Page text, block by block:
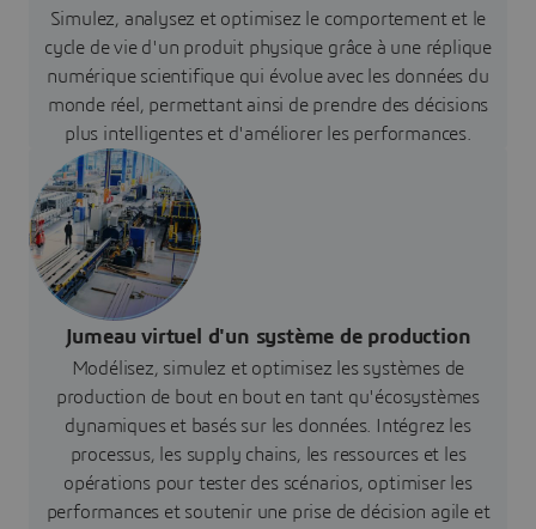
Simulez, analysez et optimisez le comportement et le
cycle de vie d'un produit physique grâce à une réplique
numérique scientifique qui évolue avec les données du
monde réel, permettant ainsi de prendre des décisions
plus intelligentes et d'améliorer les performances.
Jumeau virtuel d'un système de production
Modélisez, simulez et optimisez les systèmes de
production de bout en bout en tant qu'écosystèmes
dynamiques et basés sur les données. Intégrez les
processus, les supply chains, les ressources et les
opérations pour tester des scénarios, optimiser les
performances et soutenir une prise de décision agile et